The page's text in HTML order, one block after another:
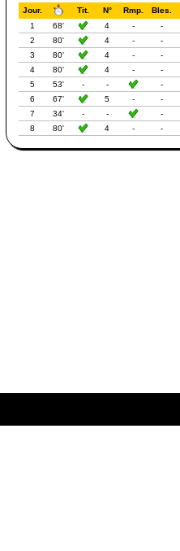
Jour. Tit. N° Rmp.
Bles.
1
68' 4 -
-
2
80' 4 -
-
3
80' 4 -
-
4
80' 4 -
-
5
53' - -
-
6
67' 5 -
-
7
34' - -
-
8
80' 4 - -